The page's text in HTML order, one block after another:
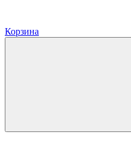
Корзина